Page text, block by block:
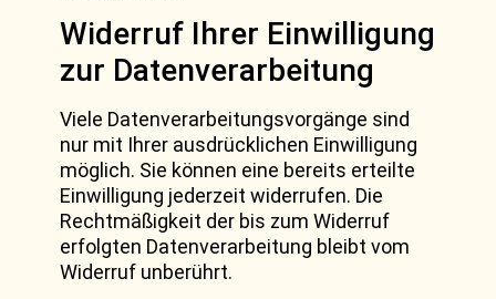
Widerruf Ihrer Einwilligung
zur Datenverarbeitung
Viele Datenverarbeitungsvorgänge sind
nur mit Ihrer ausdrücklichen Einwilligung
möglich. Sie können eine bereits erteilte
Einwilligung jederzeit widerrufen. Die
Rechtmäßigkeit der bis zum Widerruf
erfolgten Datenverarbeitung bleibt vom
Widerruf unberührt.